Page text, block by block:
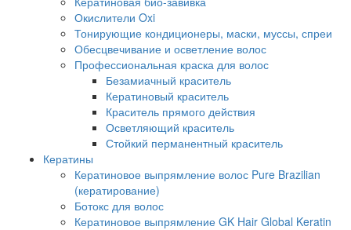
Окислители Oxi
Тонирующие кондиционеры, маски, муссы, спреи
Обесцвечивание и осветление волос
Профессиональная краска для волос
Безамиачный краситель
Кератиновый краситель
Краситель прямого действия
Осветляющий краситель
Стойкий перманентный краситель
Кератины
Кератиновое выпрямление волос Pure Brazilian
(кератирование)
Ботокс для волос
Кератиновое выпрямление GK Hair Global Keratin